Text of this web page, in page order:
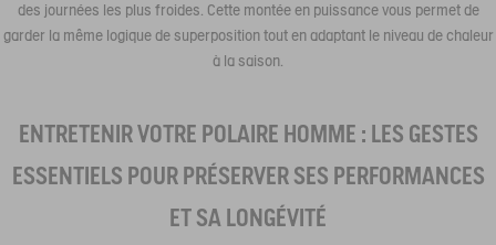
des journées les plus froides. Cette montée en puissance vous permet de
garder la même logique de superposition tout en adaptant le niveau de chaleur
à la saison.
ENTRETENIR VOTRE POLAIRE HOMME : LES GESTES
ESSENTIELS POUR PRÉSERVER SES PERFORMANCES
ET SA LONGÉVITÉ